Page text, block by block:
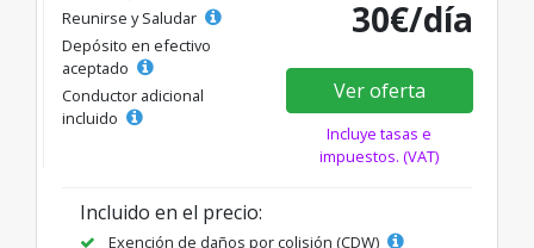
Reunirse y Saludar
Depósito en efectivo
aceptado
Conductor adicional
incluido
30€/día
Ver oferta
Incluye tasas e
impuestos. (VAT)
Incluido en el precio:
Exención de daños por colisión (CDW)